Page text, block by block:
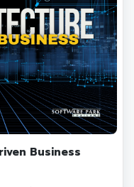
Business